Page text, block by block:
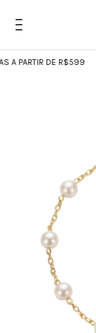
PARTIR DE R$599